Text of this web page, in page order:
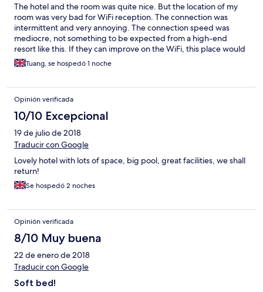
The hotel and the room was quite nice. But the location of my
room was very bad for WiFi reception. The connection was
intermittent and very annoying. The connection speed was
mediocre, not something to be expected from a high-end
resort like this. If they can improve on the WiFi, this place would
be awesome.
Tuang, se hospedó 1 noche
Opinión verificada
10/10 Excepcional
19 de julio de 2018
Traducir con Google
Lovely hotel with lots of space, big pool, great facilities, we shall
return!
Se hospedó 2 noches
Opinión verificada
8/10 Muy buena
22 de enero de 2018
Traducir con Google
Soft bed!